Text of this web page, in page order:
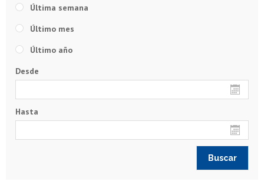
Última semana
Último mes
Último año
Desde
Hasta